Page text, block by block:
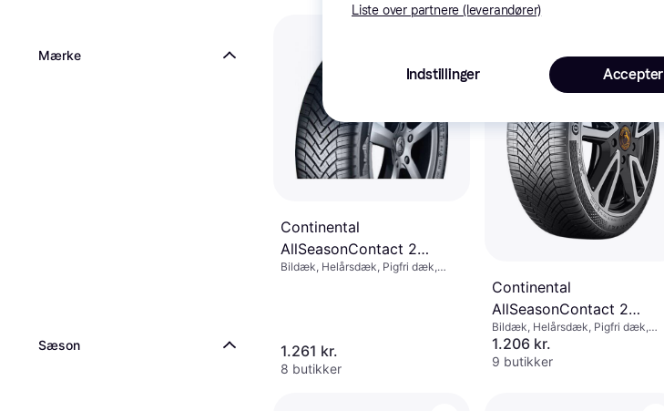
Mærke
Sæson
Continental
AllSeasonContact 2
235/55 R19 105V XL
Bildæk, Helårsdæk, Pigfri dæk,
1.261 kr.
8 butikker
Continental
AllSeasonContact 2
235/45 R18 98Y XL
Bildæk, Helårsdæk, Pigfri dæk,
Personbil, Størrelsesforhold 45 %,
Hastighedsindeks Y (300 km/t)
1.206 kr.
9 butikker
Liste over partnere (leverandører)
Indstillinger Accepter